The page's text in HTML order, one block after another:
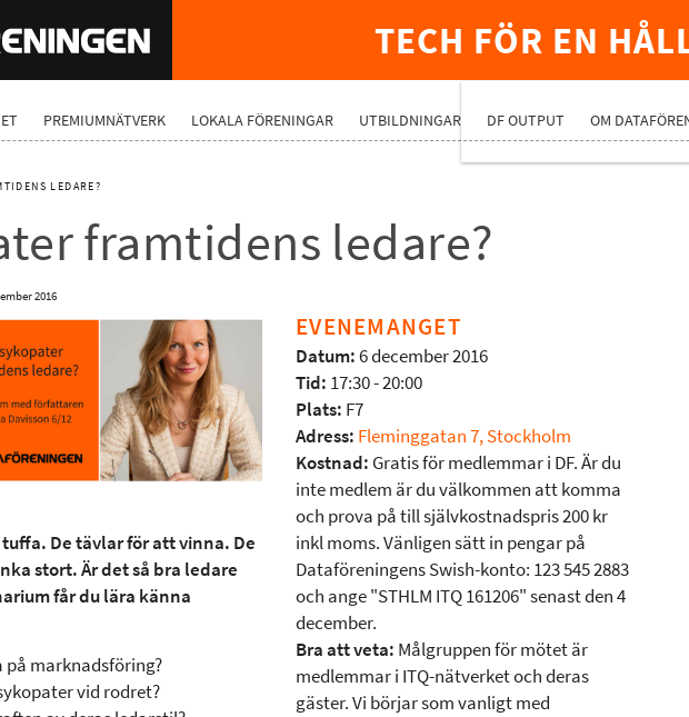
TECH FÖR EN
PREMIUMNÄTVERK LOKALA FÖRENINGAR UTBILDNINGAR DF OUTPUT OM
LEDARE?
framtidens ledare?
2016
De tävlar för att vinna. De
stort. Är det så bra ledare
får du lära känna
marknadsföring?
vid rodret?
EVENEMANGET
Datum:6 december 2016
Tid: 17:30 - 20:00
Plats: F7
Adress: Fleminggatan 7, Stockholm
Kostnad: Gratis för medlemmar i DF. Är du
inte medlem är du välkommen att komma
och prova på till självkostnadspris 200 kr
inkl moms. Vänligen sätt in pengar på
Dataföreningens Swish-konto: 123 545 2883
och ange "STHLM ITQ 161206" senast den 4
december.
Bra att veta: Målgruppen för mötet är
medlemmar i ITQ-nätverket och deras
gäster. Vi börjar som vanligt med